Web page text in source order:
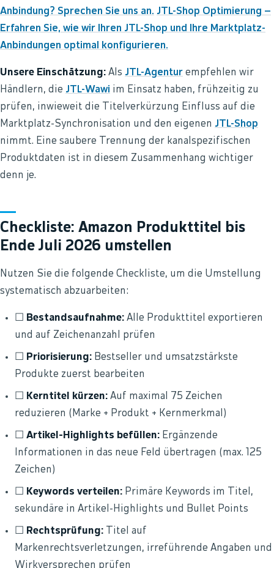
Anbindung? Sprechen Sie uns an. JTL-Shop Optimierung –
Erfahren Sie, wie wir Ihren JTL-Shop und Ihre Marktplatz-
Anbindungen optimal konfigurieren.
Unsere Einschätzung: Als JTL-Agentur empfehlen wir
Händlern, die JTL-Wawi im Einsatz haben, frühzeitig zu
prüfen, inwieweit die Titelverkürzung Einfluss auf die
Marktplatz-Synchronisation und den eigenen JTL-Shop
nimmt. Eine saubere Trennung der kanalspezifischen
Produktdaten ist in diesem Zusammenhang wichtiger
denn je.
Checkliste: Amazon Produkttitel bis
Ende Juli 2026 umstellen
Nutzen Sie die folgende Checkliste, um die Umstellung
systematisch abzuarbeiten:
☐ Bestandsaufnahme: Alle Produkttitel exportieren
und auf Zeichenanzahl prüfen
☐ Priorisierung: Bestseller und umsatzstärkste
Produkte zuerst bearbeiten
☐ Kerntitel kürzen: Auf maximal 75 Zeichen
reduzieren (Marke + Produkt + Kernmerkmal)
☐ Artikel-Highlights befüllen: Ergänzende
Informationen in das neue Feld übertragen (max. 125
Zeichen)
☐ Keywords verteilen: Primäre Keywords im Titel,
sekundäre in Artikel-Highlights und Bullet Points
☐ Rechtsprüfung: Titel auf
Markenrechtsverletzungen, irreführende Angaben und
Wirkversprechen prüfen